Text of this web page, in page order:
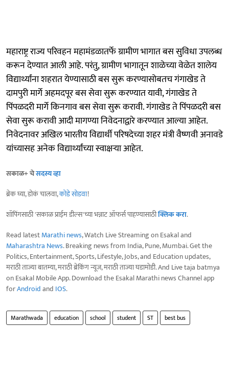
महाराष्ट्र राज्य परिवहन महामंडळातर्फे ग्रामीण भागात बस सुविधा उपलब्ध
करून देण्यात आली आहे. परंतु, ग्रामीण भागातून शाळेच्या वेळेत शालेय
विद्यार्थ्यांना शहरात येण्यासाठी बस सुरू करण्यासोबतच गंगाखेड ते
दामपुरी मार्गे अहमदपूर बस सेवा सुरू करण्यात यावी, गंगाखेड ते
पिंपळदरी मार्गे किनगाव बस सेवा सुरू करावी. गंगाखेड ते पिंपळदरी बस
सेवा सुरू करावी आदी मागण्या निवेदनाद्वारे करण्यात आल्या आहेत.
निवेदनावर अखिल भारतीय विद्यार्थी परिषदेच्या शहर मंत्री वैष्णवी अनावडे
यांच्यासह अनेक विद्यार्थ्यांच्या स्वाक्षऱ्या आहेत.
सकाळ+ चेसदस्य व्हा
ब्रेक घ्या, डोकं चालवा,कोडे सोडवा!
शॉपिंगसाठी 'सकाळ प्राईम डील्स'च्या भन्नाट ऑफर्स पाहण्यासाठीक्लिक करा.
Read latestMarathi news, Watch Live Streaming on Esakal and
Maharashtra News. Breaking news from India, Pune, Mumbai. Get the
Politics, Entertainment, Sports, Lifestyle, Jobs, and Education updates,
मराठी ताज्या बातम्या, मराठी ब्रेकिंग न्यूज, मराठी ताज्या घडामोडी. And Live taja batmya
on Esakal Mobile App. Download the Esakal Marathi news Channel app
forAndroidand IOS.
Marathwada education school student ST best bus